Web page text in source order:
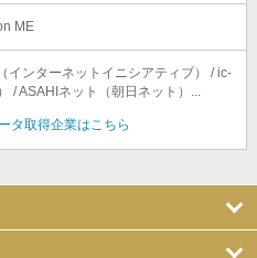
ME
インターネットイニシアティブ） / ic-
/ ASAHIネット（朝日ネット）...
タ取得企業はこちら